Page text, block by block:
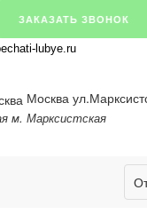
ЗАКАЗАТЬ ЗВОНОК
lubye.ru
Москва
Марксистская